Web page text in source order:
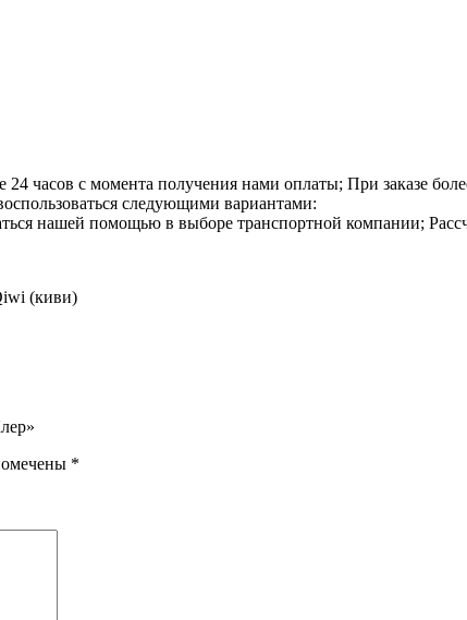
24 часов с момента получения нами оплаты; При заказе
следующими вариантами:
нашей помощью в выборе транспортной компании;
(киви)
*